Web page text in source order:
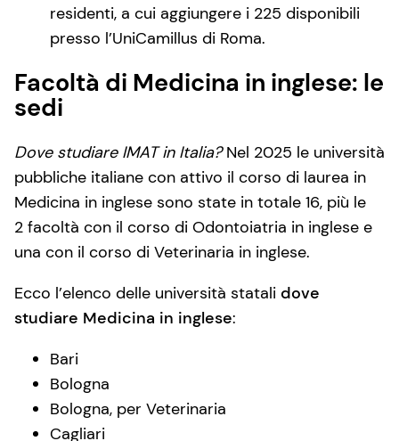
residenti, a cui aggiungere i 225 disponibili
presso l’UniCamillus di Roma.
Facoltà di Medicina in inglese: le
sedi
Dove studiare IMAT in Italia?Nel 2025 le università
pubbliche italiane con attivo il corso di laurea in
Medicina in inglese sono state in totale 16, più le
2 facoltà con il corso di Odontoiatria in inglese e
una con il corso di Veterinaria in inglese.
Ecco l’elenco delle università statali dove
studiare Medicina in inglese:
Bari
Bologna
Bologna, per Veterinaria
Cagliari